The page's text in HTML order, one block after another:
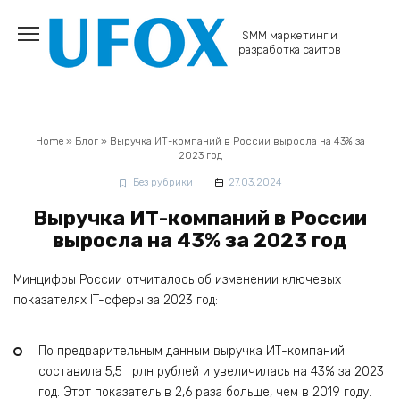
содержанию
SMM маркетинг и
разработка сайтов
Home» Блог» Выручка ИТ-компаний в России выросла на 43% за
2023 год
Без рубрики 27.03.2024
Выручка ИТ-компаний в России
выросла на 43% за 2023 год
Минцифры России отчиталось об изменении ключевых
показателях IT-сферы за 2023 год:
По предварительным данным выручка ИТ-компаний
составила 5,5 трлн рублей и увеличилась на 43% за 2023
год. Этот показатель в 2,6 раза больше, чем в 2019 году.